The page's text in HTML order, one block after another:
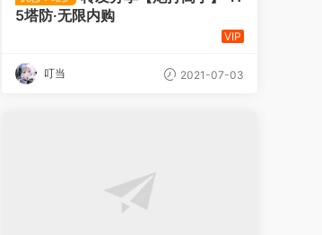
5塔防·无限内购
VIP
叮当 2021-07-03